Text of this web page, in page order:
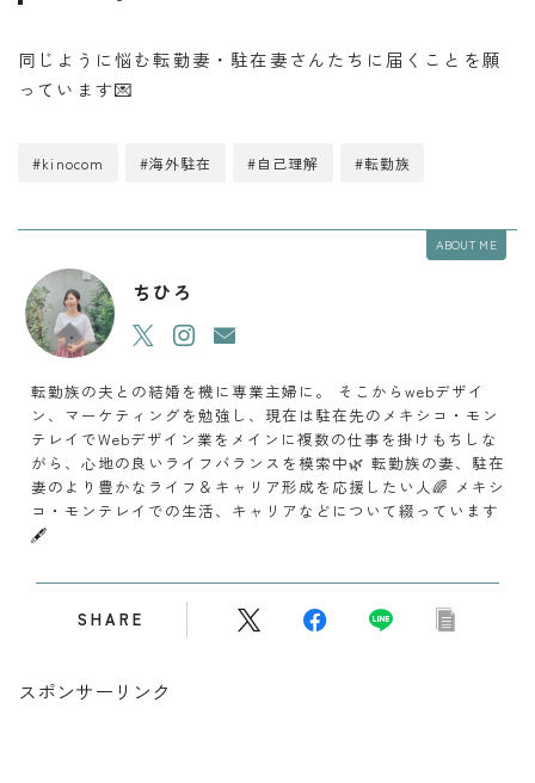
同じように悩む転勤妻・駐在妻さんたちに届くことを願
っています💌
#kinocom #海外駐在 #自己理解 #転勤族
ABOUT ME
ちひろ
転勤族の夫との結婚を機に専業主婦に。 そこからwebデザイ
ン、マーケティングを勉強し、現在は駐在先のメキシコ・モン
テレイでWebデザイン業をメインに複数の仕事を掛けもちしな
がら、心地の良いライフバランスを模索中🌿 転勤族の妻、駐在
妻のより豊かなライフ＆キャリア形成を応援したい人🌈 メキシ
コ・モンテレイでの生活、キャリアなどについて綴っています
🖋
SHARE
スポンサーリンク